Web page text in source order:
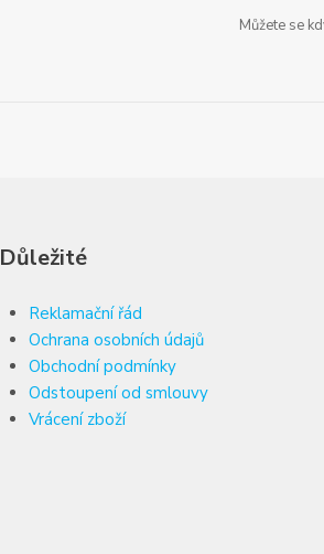
Můžete se
Důležité
Reklamační řád
Ochrana osobních údajů
Obchodní podmínky
Odstoupení od smlouvy
Vrácení zboží